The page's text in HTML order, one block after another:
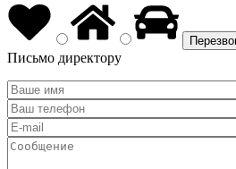
Письмо директору